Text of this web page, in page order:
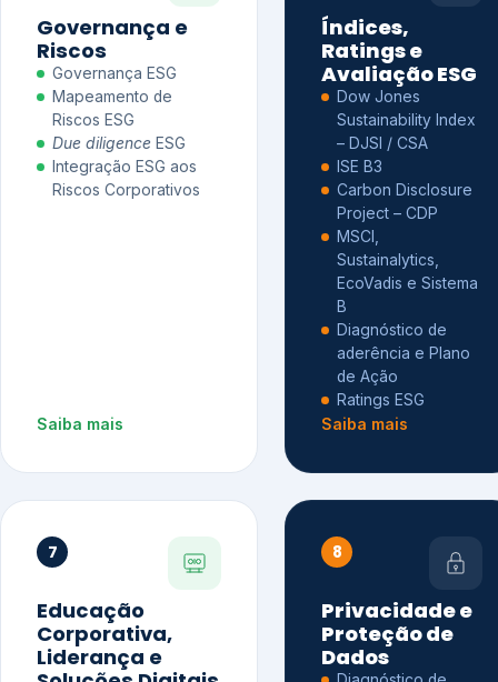
Governança e
Riscos
Governança ESG
Mapeamento de
Riscos ESG
Due diligence ESG
Integração ESG aos
Riscos Corporativos
Saiba mais
Índices,
Ratings e
Avaliação ESG
Dow Jones
Sustainability Index
– DJSI / CSA
ISE B3
Carbon Disclosure
Project – CDP
MSCI,
Sustainalytics,
EcoVadis e Sistema
B
Diagnóstico de
aderência e Plano
de Ação
Ratings ESG
Saiba mais
7
Educação
Corporativa,
Liderança e
8
Privacidade e
Proteção de
Dados